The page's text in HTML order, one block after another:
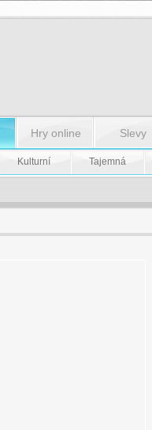
Hry online Slevy
Kulturní Tajemná